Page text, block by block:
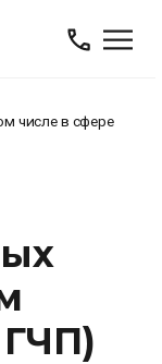
числе в сфере